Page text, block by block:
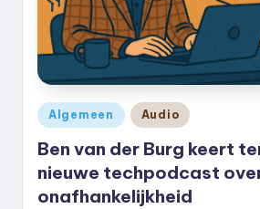
Geplaatst
in
Algemeen Audio
Ben van der Burg keert
nieuwe techpodcast
onafhankelijkheid